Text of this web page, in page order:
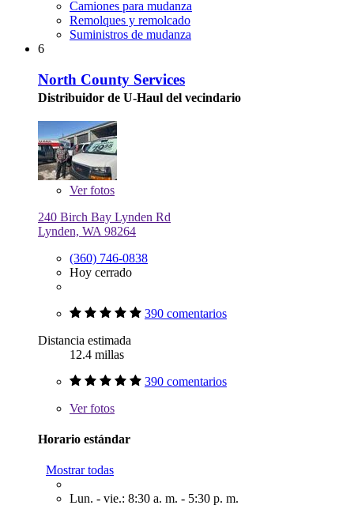
Camiones para mudanza
Remolques y remolcado
Suministros de mudanza
6
North County Services
Distribuidor de U-Haul del vecindario
Verfotos
240 Birch Bay Lynden Rd
Lynden, WA 98264
(360) 746-0838
Hoy cerrado
390 comentarios
Distancia estimada
12.4 millas
390 comentarios
Verfotos
Horario estándar
Mostrar todas
Lun. - vie.: 8:30 a. m. - 5:30 p. m.